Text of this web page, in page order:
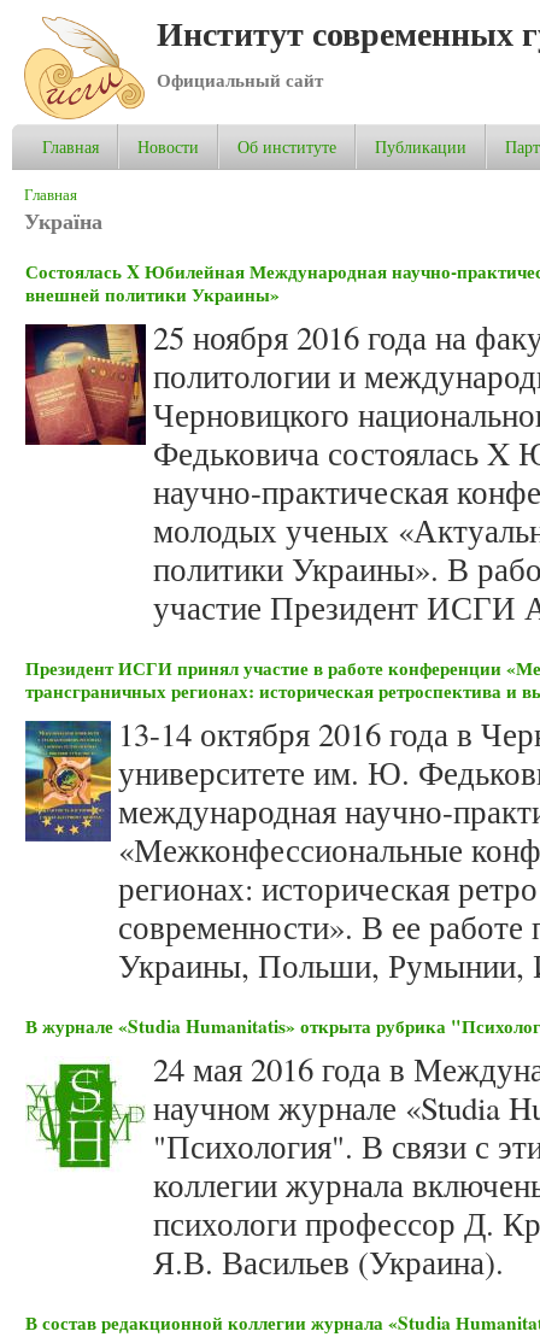
Институт современных
Официальный сайт
Главная Новости Об институте Публикации
Вы здесь
Главная
Україна
Состоялась X Юбилейная Международная научно-
внешней политики Украины»
25 ноября 2016 года на
политологии и
Черновицкого
Федьковича состоялась
научно-практическая
молодых ученых
политики Украины». В
участие Президент ИСГИ
Президент ИСГИ принял участие в работе конференции
трансграничных регионах: историческая ретроспектива и
13-14 октября 2016 года в
университете им. Ю.
международная научно-
«Межконфессиональные
регионах: историческая
современности». В ее
Украины, Польши,
В журнале «Studia Humanitatis» открыта рубрика
24 мая 2016 года в
научном журнале «Studia
"Психология". В связи с
коллегии журнала
психологи профессор Д.
Я.В. Васильев (Украина).
В состав редакционной коллегии журнала «Studia